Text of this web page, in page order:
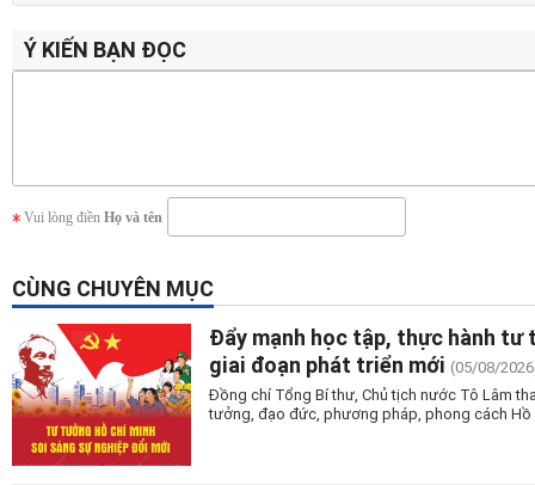
Ý KIẾN BẠN ĐỌC
Vui lòng điền Họ và tên
CÙNG CHUYÊN MỤC
Đẩy mạnh học tập, thực hành tư
giai đoạn phát triển mới (05/08/
Đồng chí Tổng Bí thư, Chủ tịch nước Tô Lâm
tưởng, đạo đức, phương pháp, phong cách